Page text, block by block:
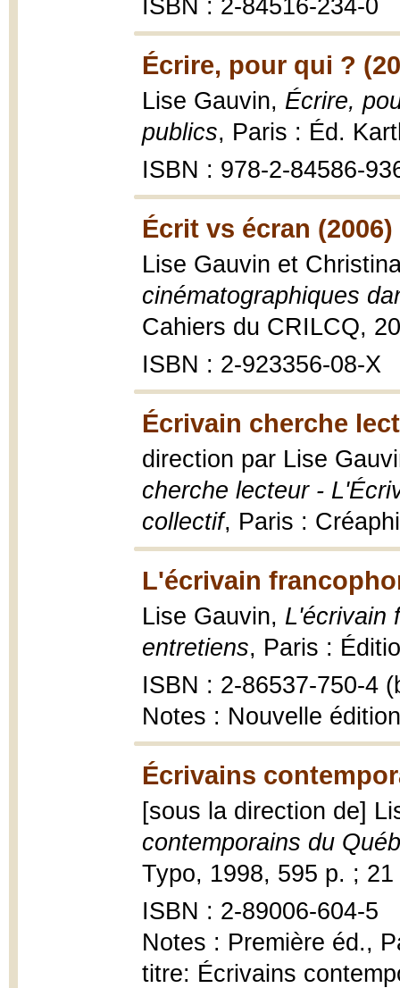
ISBN : 2-84516-234-0
Écrire, pour qui ?
Lise Gauvin, Écrire,
publics, Paris : Éd.
ISBN : 978-2-84586-
Écrit vs écran (2006)
Lise Gauvin et
cinématographiques
Cahiers du CRILCQ,
ISBN : 2-923356-08-X
Écrivain cherche
direction par Lise
cherche lecteur -
collectif, Paris :
L'écrivain
Lise Gauvin, L'écrivain
entretiens, Paris :
ISBN : 2-86537-750-4
Notes : Nouvelle
Écrivains
[sous la direction de]
contemporains du
Typo, 1998, 595 p. ; 21
ISBN : 2-89006-604-5
Notes : Première éd.,
titre: Écrivains